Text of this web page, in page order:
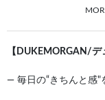
【DUKEMORGAN/デ
— 毎日の“きちんと感"